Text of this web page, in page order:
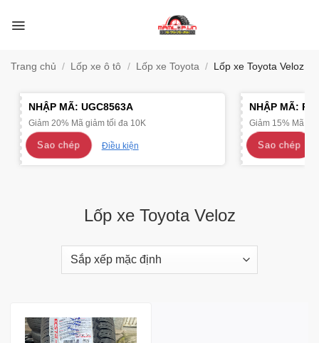
qua
Trang chủ / Lốp xe ô tô / Lốp xe Toyota / Lốp xe Toyota Veloz
NHẬP MÃ: UGC8563A
Giảm 20% Mã giảm tối đa 10K
Sao chép Điều kiện
NHẬP MÃ:
Giảm 15% Mã
Sao chép
Lốp xe Toyota Veloz